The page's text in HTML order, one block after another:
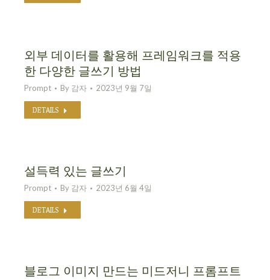
외부 데이터를 활용해 프레임워크를 적용
한 다양한 글쓰기 방법
Prompt By 감자 2023년 9월 7일
DETAILS
설득력 있는 글쓰기
Prompt By 감자 2023년 6월 4일
DETAILS
블로그 이미지 만드는 미드저니 프롬프트